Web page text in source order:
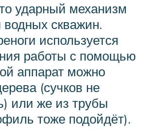
ударный механизм
скважин.
используется
работы с помощью
аппарат можно
(сучков не
или же из трубы
тоже подойдёт).